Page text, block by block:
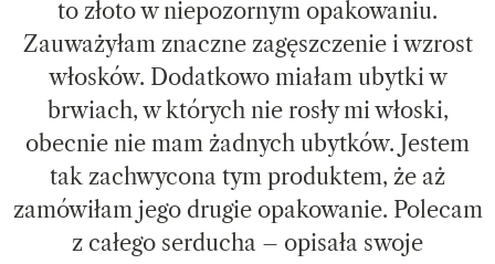
to złoto w niepozornym opakowaniu.
Zauważyłam znaczne zagęszczenie i wzrost
włosków. Dodatkowo miałam ubytki w
brwiach, w których nie rosły mi włoski,
obecnie nie mam żadnych ubytków. Jestem
tak zachwycona tym produktem, że aż
zamówiłam jego drugie opakowanie. Polecam
z całego serducha – opisała swoje